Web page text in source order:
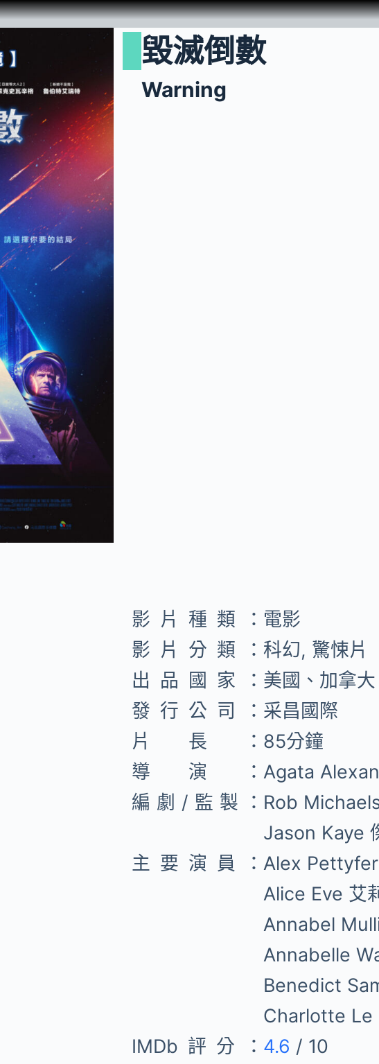
毀滅倒數
Warning
影片種類： 電影
影片分類： 科幻, 驚悚片
出品國家： 美國、加拿大
發行公司： 采昌國際
片長： 85分鐘
導演： Agata
編劇/監製： Rob
Jason Kaye
主要演員： Alex
Alice Eve 艾
Annabel
Annabelle
Benedict
Charlotte Le
IMDb評分： 4.6 / 10